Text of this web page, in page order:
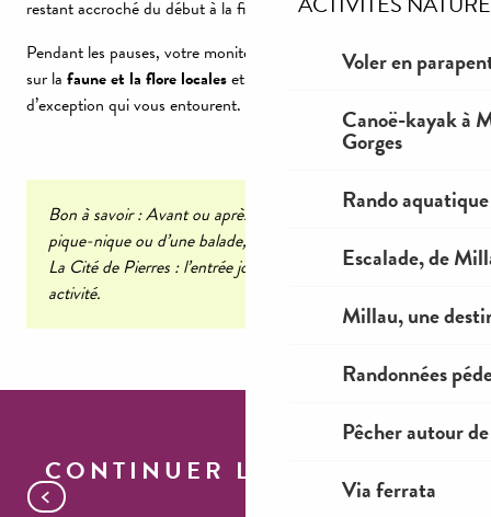
Voler en
Canoë-kayak à
Gorges
Rando
Escalade, de
Millau, une
Randonnées
Pêcher autour
Via ferrata
restant accroché du début à la fin à la fameuse « ligne de vie ».
Pendant les pauses, votre moniteur partage ses connaissances
sur la faune et la flore localeset vous décrypte les paysages
d’exception qui vous entourent.
Bon à savoir : Avant ou après l’effort, le temps d’un
pique-nique ou d’une balade, profitez du cadre naturel de
La Cité de Pierres : l’entrée journée est incluse dans votre
activité.
CONTINUER LA VISITE